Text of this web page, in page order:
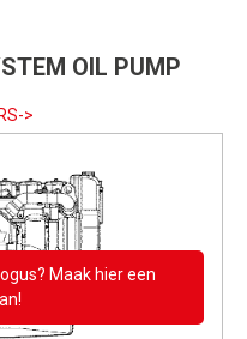
OIL PUMP
>
Maak hier een